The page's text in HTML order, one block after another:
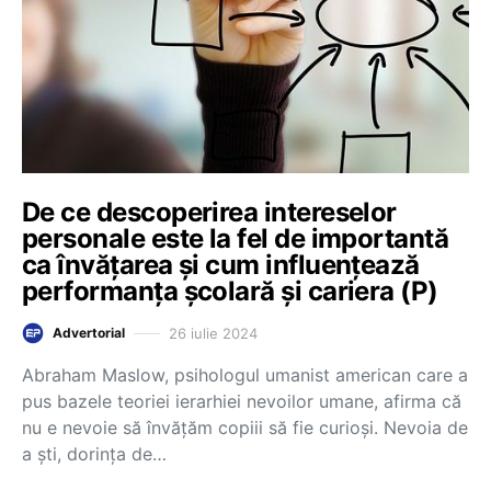
De ce descoperirea intereselor
personale este la fel de importantă
ca învățarea și cum influențează
performanța școlară și cariera (P)
Advertorial 26 iulie 2024
Abraham Maslow, psihologul umanist american care a
pus bazele teoriei ierarhiei nevoilor umane, afirma că
nu e nevoie să învățăm copiii să fie curioși. Nevoia de
a ști, dorința de…